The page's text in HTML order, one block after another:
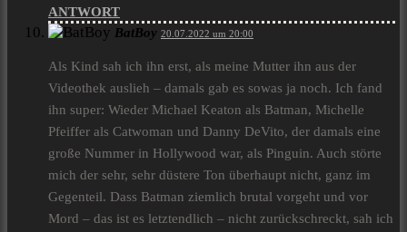
ANTWORT
BatBoy 20.07.2022 um 20:00
Als Kind sah ich ihn erst, als meine Mutter ihn aus der
Videothek auslieh – damals gab es sowas ja noch. Ich fand
ihn super: Wieder Michael Keaton als Batman, Michelle
Pfeiffer als Catwoman und Danny DeVito, der damals eine
große Nummer in Hollywood war, als Pinguin. Auch störte
mich der sehr, sehr düstere Ton überhaupt nicht, ganz im
Gegenteil. Dass Batman ziemlich brutal vorgeht und vor
Mord – das ist es letztendlich – nicht zurückschreckt, sah ich